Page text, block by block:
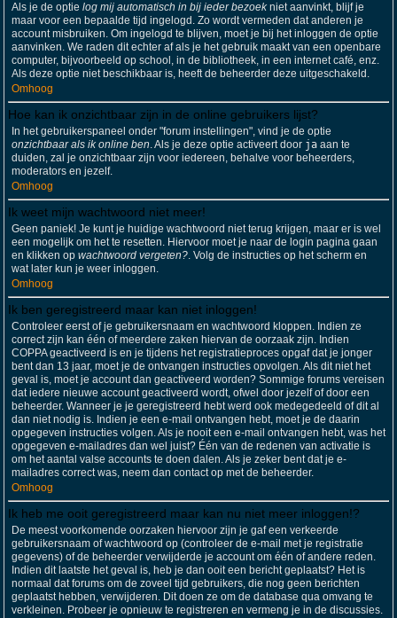
Als je de optie log mij automatisch in bij ieder bezoekniet aanvinkt, blijf je
maar voor een bepaalde tijd ingelogd. Zo wordt vermeden dat anderen je
account misbruiken. Om ingelogd te blijven, moet je bij het inloggen de optie
aanvinken. We raden dit echter af als je het gebruik maakt van een openbare
computer, bijvoorbeeld op school, in de bibliotheek, in een internet café, enz.
Als deze optie niet beschikbaar is, heeft de beheerder deze uitgeschakeld.
Omhoog
Hoe kan ik onzichtbaar zijn in de online gebruikers lijst?
In het gebruikerspaneel onder "forum instellingen", vind je de optie
onzichtbaar als ik online ben. Als je deze optie activeert door ja aan te
duiden, zal je onzichtbaar zijn voor iedereen, behalve voor beheerders,
moderators en jezelf.
Omhoog
Ik weet mijn wachtwoord niet meer!
Geen paniek! Je kunt je huidige wachtwoord niet terug krijgen, maar er is wel
een mogelijk om het te resetten. Hiervoor moet je naar de login pagina gaan
en klikken op wachtwoord vergeten?. Volg de instructies op het scherm en
wat later kun je weer inloggen.
Omhoog
Ik ben geregistreerd maar kan niet inloggen!
Controleer eerst of je gebruikersnaam en wachtwoord kloppen. Indien ze
correct zijn kan één of meerdere zaken hiervan de oorzaak zijn. Indien
COPPA geactiveerd is en je tijdens het registratieproces opgaf dat je jonger
bent dan 13 jaar, moet je de ontvangen instructies opvolgen. Als dit niet het
geval is, moet je account dan geactiveerd worden? Sommige forums vereisen
dat iedere nieuwe account geactiveerd wordt, ofwel door jezelf of door een
beheerder. Wanneer je je geregistreerd hebt werd ook medegedeeld of dit al
dan niet nodig is. Indien je een e-mail ontvangen hebt, moet je de daarin
opgegeven instructies volgen. Als je nooit een e-mail ontvangen hebt, was het
opgegeven e-mailadres dan wel juist? Één van de redenen van activatie is
om het aantal valse accounts te doen dalen. Als je zeker bent dat je e-
mailadres correct was, neem dan contact op met de beheerder.
Omhoog
Ik heb me ooit geregistreerd maar kan nu niet meer inloggen!?
De meest voorkomende oorzaken hiervoor zijn je gaf een verkeerde
gebruikersnaam of wachtwoord op (controleer de e-mail met je registratie
gegevens) of de beheerder verwijderde je account om één of andere reden.
Indien dit laatste het geval is, heb je dan ooit een bericht geplaatst? Het is
normaal dat forums om de zoveel tijd gebruikers, die nog geen berichten
geplaatst hebben, verwijderen. Dit doen ze om de database qua omvang te
verkleinen. Probeer je opnieuw te registreren en vermeng je in de discussies.